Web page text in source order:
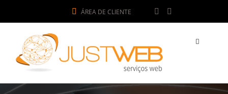
ÁREA DE CLIENTE